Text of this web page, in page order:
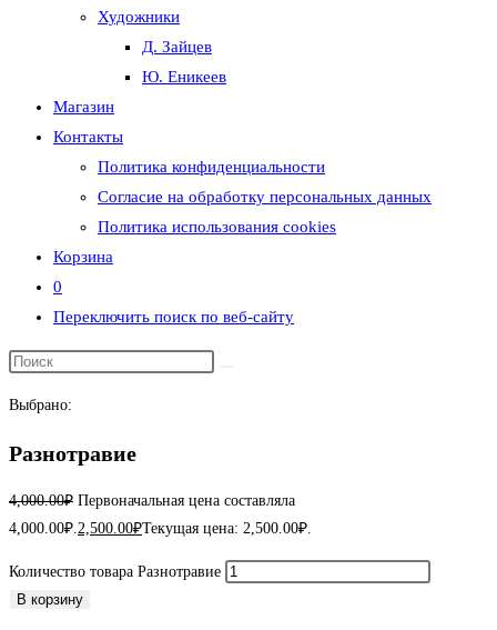
Художники
Д. Зайцев
Ю. Еникеев
Магазин
Контакты
Политика конфиденциальности
Согласие на обработку персональных данных
Политика использования cookies
Корзина
0
Переключить поиск по веб-сайту
Выбрано:
Разнотравие
4,000.00₽ Первоначальная цена составляла
4,000.00₽.2,500.00₽Текущая цена: 2,500.00₽.
Количество товара Разнотравие
В корзину